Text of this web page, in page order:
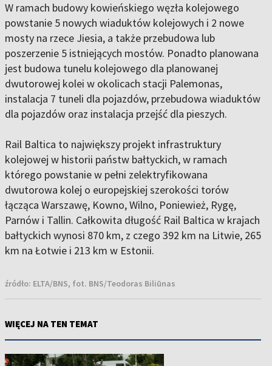
W ramach budowy kowieńskiego węzła kolejowego
powstanie 5 nowych wiaduktów kolejowych i 2 nowe
mosty na rzece Jiesia, a także przebudowa lub
poszerzenie 5 istniejących mostów. Ponadto planowana
jest budowa tunelu kolejowego dla planowanej
dwutorowej kolei w okolicach stacji Palemonas,
instalacja 7 tuneli dla pojazdów, przebudowa wiaduktów
dla pojazdów oraz instalacja przejść dla pieszych.
Rail Baltica to największy projekt infrastruktury
kolejowej w historii państw bałtyckich, w ramach
którego powstanie w pełni zelektryfikowana
dwutorowa kolej o europejskiej szerokości torów
łącząca Warszawę, Kowno, Wilno, Poniewież, Rygę,
Parnów i Tallin. Całkowita długość Rail Baltica w krajach
bałtyckich wynosi 870 km, z czego 392 km na Litwie, 265
km na Łotwie i 213 km w Estonii.
źródło: ELTA/BNS, fot. BNS/Teodoras Biliūnas
WIĘCEJ NA TEN TEMAT